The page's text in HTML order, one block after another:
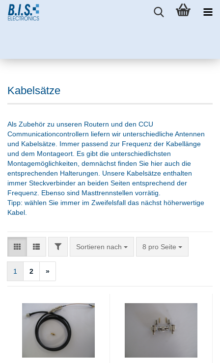
Kabelsätze
Als Zubehör zu unseren Routern und den CCU
Communicationcontrollern liefern wir unterschiedliche Antennen
und Kabelsätze. Immer passend zur Frequenz der Kabellänge
und dem Montageort. Es gibt die unterschiedlichsten
Montagemöglichkeiten, demnächst finden Sie hier auch die
entsprechenden Halterungen. Unsere Kabelsätze enthalten
immer Steckverbinder an beiden Seiten entsprechend der
Frequenz. Ebenso sind Masttrennstellen vorrätig.
Tipp: wählen Sie immer im Zweifelsfall das nächst höherwertige
Kabel.
FILTERSortieren nach
Sortieren nach 8 pro Seite
pro Seite
1 2 »